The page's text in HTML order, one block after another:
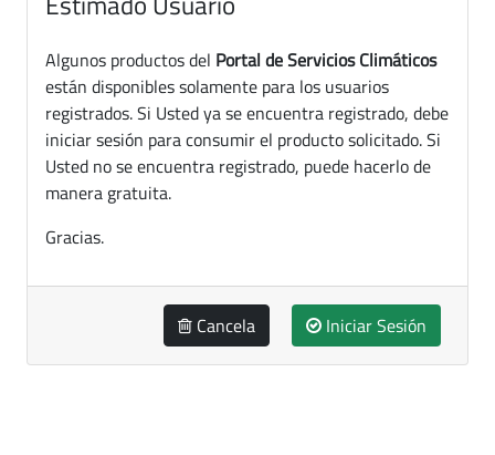
Algunos productos del Portal de Servicios Climáticos
están disponibles solamente para los usuarios
registrados. Si Usted ya se encuentra registrado, debe
iniciar sesión para consumir el producto solicitado. Si
Usted no se encuentra registrado, puede hacerlo de
manera gratuita.
Gracias.
Cancela Iniciar Sesión